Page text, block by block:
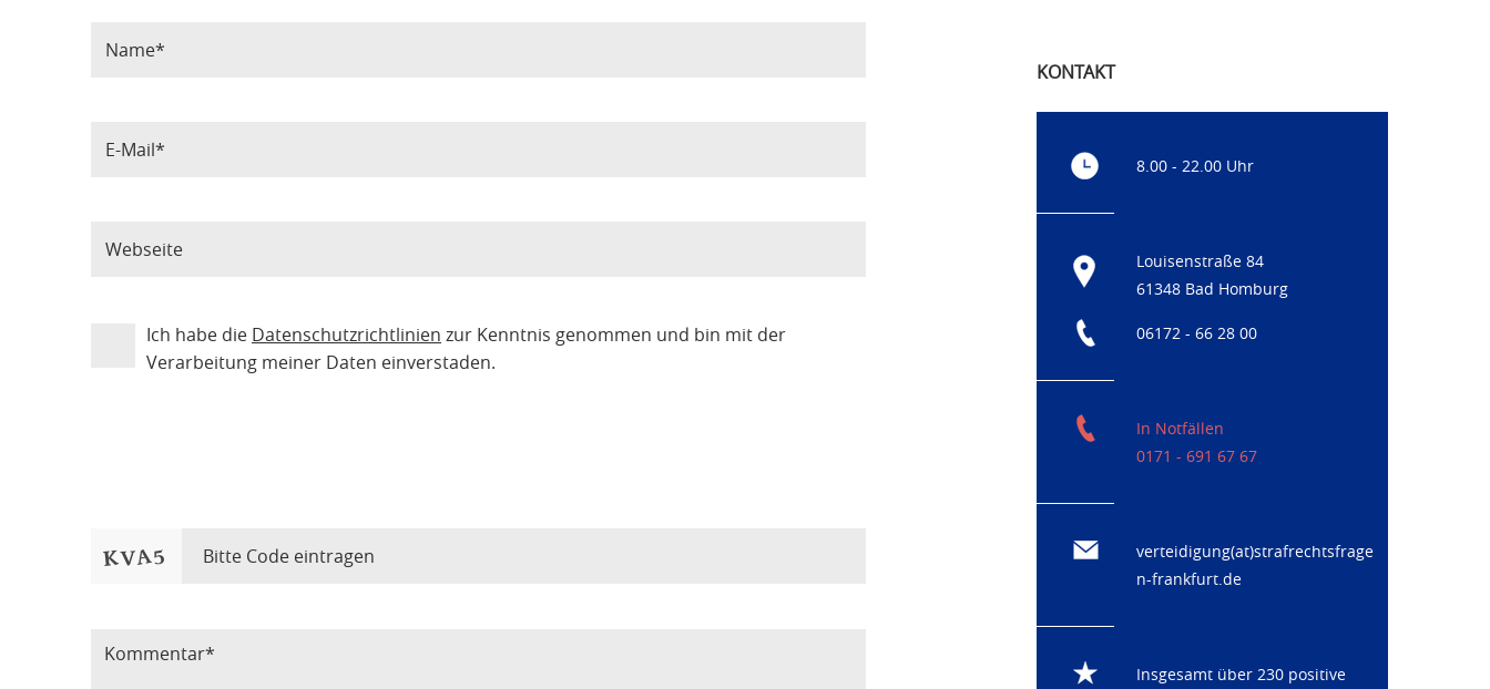
Ich habe die Datenschutzrichtlinien zur Kenntnis genommen und bin mit der
Verarbeitung meiner Daten einverstaden.
KONTAKT
8.00 - 22.00 Uhr
Louisenstraße 84
61348 Bad Homburg
06172 - 66 28 00
In Notfällen
0171 - 691 67 67
verteidigung(at)strafrechtsfrage
n-frankfurt.de
Insgesamt über 230 positive